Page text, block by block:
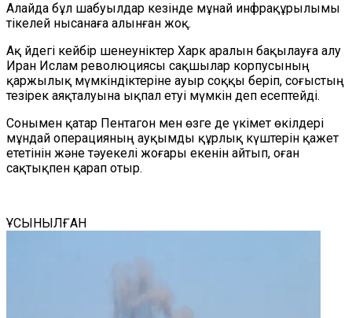
Алайда бұл шабуылдар кезінде мұнай инфрақұрылымы
тікелей нысанаға алынған жоқ.
Ақ Үйдегі кейбір шенеуніктер Харк аралын бақылауға алу
Иран Ислам революциясы сақшылар корпусының
қаржылық мүмкіндіктеріне ауыр соққы беріп, соғыстың
тезірек аяқталуына ықпал етуі мүмкін деп есептейді.
Сонымен қатар Пентагон мен өзге де үкімет өкілдері
мұндай операцияның ауқымды құрлық күштерін қажет
ететінін және тәуекелі жоғары екенін айтып, оған
сақтықпен қарап отыр.
ҰСЫНЫЛҒАН